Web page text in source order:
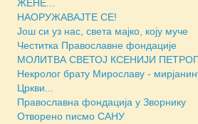
ЖЕНЕ...
НАОРУЖАВАЈТЕ СЕ!
Још си уз нас, света мајко, коју муче
Честитка Православне фондације
МОЛИТВА СВЕТОЈ КСЕНИЈИ
Некролог брату Мирославу -
Цркви...
Православна фондација у Зворнику
Отворено писмо САНУ